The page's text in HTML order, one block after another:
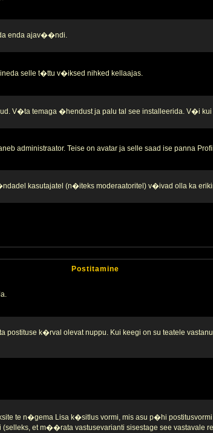
enda ajav��ndi.
selle t�ttu v�iksed nihked kellaajas.
V�ta temaga �hendust ja palu tal see installeerida. V�i
administraator. Teise on avatar ja selle saad ise panna
kasutajatel (n�iteks moderaatoritel) v�ivad olla ka
Postitamine
postituse k�rval olevat nuppu. Kui keegi on su teatele
te n�gema Lisa k�sitlus vormi, mis asu p�hi
et m��rata vastusevarianti sisestage see vastavale